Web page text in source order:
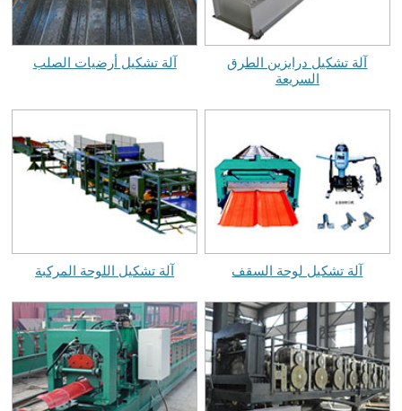
آلة تشكيل درابزين الطرق
السريعة
آلة تشكيل أرضيات الصلب
آلة تشكيل لوحة السقف آلة تشكيل اللوحة المركبة